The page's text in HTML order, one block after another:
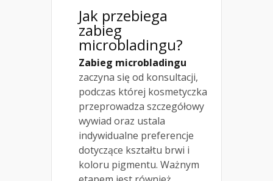
Jak przebiega
zabieg
microbladingu?
Zabieg microbladingu
zaczyna się od konsultacji,
podczas której kosmetyczka
przeprowadza szczegółowy
wywiad oraz ustala
indywidualne preferencje
dotyczące kształtu brwi i
koloru pigmentu. Ważnym